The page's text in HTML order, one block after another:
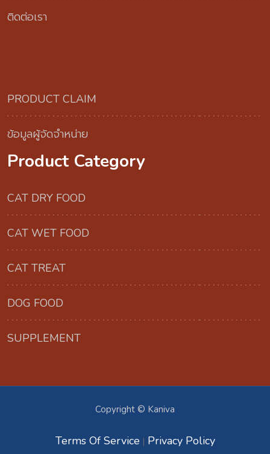
ติดต่อเรา
PRODUCT CLAIM
ข้อมูลผู้จัดจำหน่าย
Product Category
CAT DRY FOOD
CAT WET FOOD
CAT TREAT
DOG FOOD
SUPPLEMENT
Copyright © Kaniva
Terms Of Service | Privacy Policy